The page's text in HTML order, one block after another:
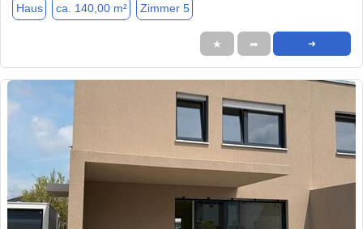
Haus ca. 140,00 m² Zimmer 5
★ ➦ ➜